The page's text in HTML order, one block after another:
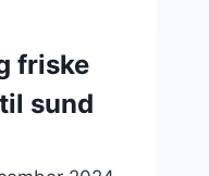
friske
sund